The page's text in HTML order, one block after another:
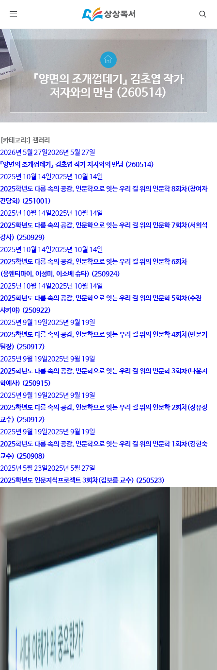
『양면의 조개껍데기』 김초엽 작가
저자와의 만남 (260514)
[카테고리:] 갤러리
2026년 5월 27일2026년 5월 27일
『양면의 조개껍데기』 김초엽 작가 저자와의 만남 (260514)
2025년 10월 14일2025년 10월 14일
2025학년도 다름 속의 공감, 인문학으로 잇는 우리 길 위의 인문학 8회차(참여자
간담회) (251001)
2025년 10월 14일2025년 10월 14일
2025학년도 다름 속의 공감, 인문학으로 잇는 우리 길 위의 인문학 7회차(서희석
강사) (250929)
2025년 10월 14일2025년 10월 14일
2025학년도 다름 속의 공감, 인문학으로 잇는 우리 길 위의 인문학 6회차
(응웬티마이, 이성미, 이소베 슈타) (250924)
2025년 10월 14일2025년 10월 14일
2025학년도 다름 속의 공감, 인문학으로 잇는 우리 길 위의 인문학 5회차(수잔
샤키야) (250922)
2025년 9월 19일2025년 9월 19일
2025학년도 다름 속의 공감, 인문학으로 잇는 우리 길 위의 인문학 4회차(민문기
팀장) (250917)
2025년 9월 19일2025년 9월 19일
2025학년도 다름 속의 공감, 인문학으로 잇는 우리 길 위의 인문학 3회차(나윤지
학예사) (250915)
2025년 9월 19일2025년 9월 19일
2025학년도 다름 속의 공감, 인문학으로 잇는 우리 길 위의 인문학 2회차(장유정
교수) (250912)
2025년 9월 19일2025년 9월 19일
2025학년도 다름 속의 공감, 인문학으로 잇는 우리 길 위의 인문학 1회차(김현숙
교수) (250908)
2025년 5월 23일2025년 5월 27일
2025학년도 인문지식프로젝트 3회차(김보름 교수) (250523)